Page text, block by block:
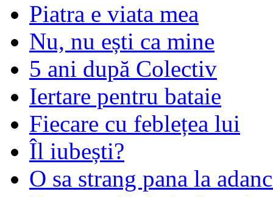
Piatra e viata mea
Nu, nu ești ca mine
5 ani după Colectiv
Iertare pentru bataie
Fiecare cu feblețea lui
Îl iubești?
O sa strang pana la